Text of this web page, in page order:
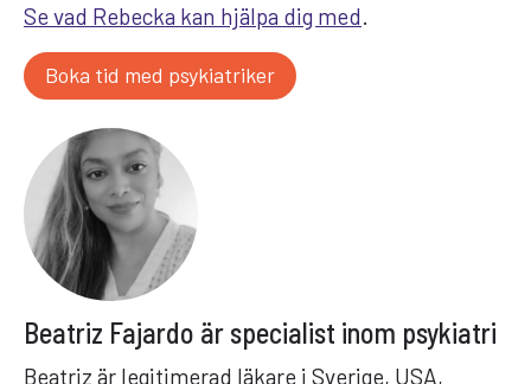
Se vad Rebecka kan hjälpa dig med.
Boka tid med psykiatriker
Beatriz Fajardo är specialist inom psykiatri
Beatriz är legitimerad läkare i Sverige, USA,